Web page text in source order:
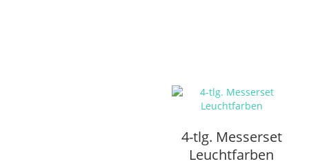
4-tlg. Messerset
Leuchtfarben